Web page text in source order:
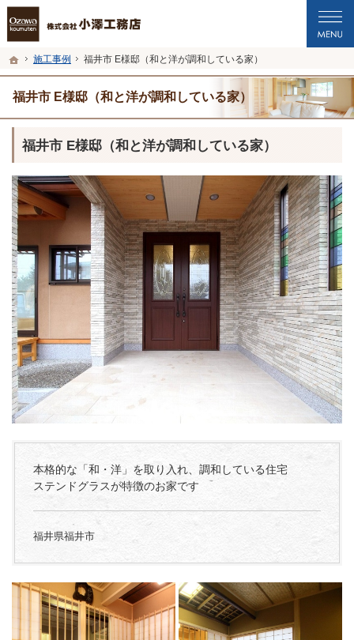
ホーム
施工事例 福井市 E様邸（和と洋が調和している家）
福井市 E様邸（和と洋が調和している家）
プロの目線からご提案。福井市・鯖江市・坂井市の注文住宅・新築戸建てを手が
福井市・鯖江市・坂井市の新築・注文住宅・新築戸建てを手がける工務店なら小澤
福井市 E様邸（和と洋が調和している家）
本格的な「和・洋」を取り入れ、調和している住宅
ステンドグラスが特徴のお家です
...
福井県福井市